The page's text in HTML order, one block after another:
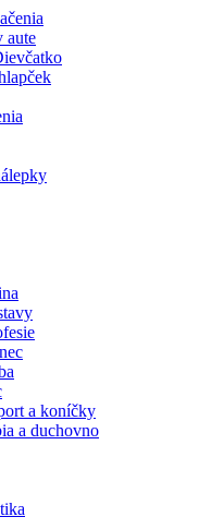
aute
a koníčky
a duchovno